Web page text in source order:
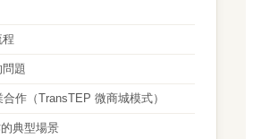
題
作（TransTEP 微商城模式）
典型場景